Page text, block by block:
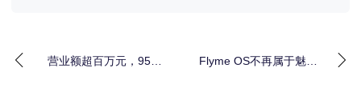
营业额超百万元，95后
Flyme OS不再属于魅